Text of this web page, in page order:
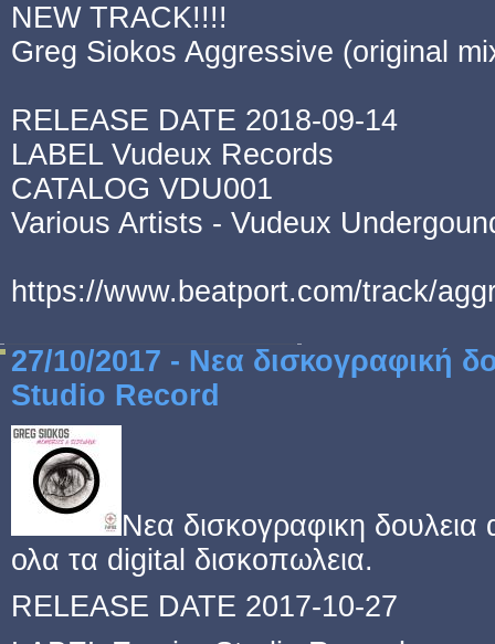
NEW TRACK!!!!
Greg Siokos Aggressive (original
RELEASE DATE 2018-09-14
LABEL Vudeux Records
CATALOG VDU001
Various Artists - Vudeux
https://www.beatport.com/track/
27/10/2017 - Νεα δισκογραφική
Studio Record
Νεα δισκογραφικη
ολα τα digital δισκοπωλεια.
RELEASE DATE 2017-10-27